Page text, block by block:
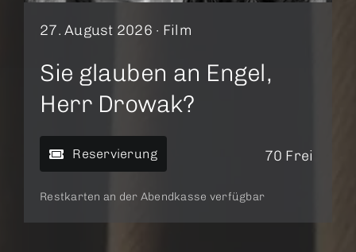
27. August 2026 · Film
Sie glauben an Engel,
Herr Drowak?
Reservierung 70 Frei
Restkarten an der Abendkasse verfügbar